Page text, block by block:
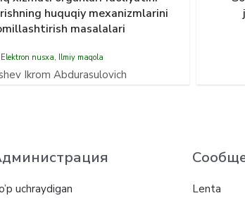
huquqiy mexanizmlarini
masalalari
Elektron nusxa, Ilmiy maqola
Ikrom Abdurasulovich
uchraydigan Lenta